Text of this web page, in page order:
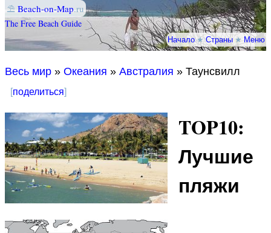
⛱ Beach-on-Map.ru
The Free Beach Guide
Начало★Страны★Меню
Весь мир » Океания » Австралия » Таунсвилл
[поделиться]
TOP10:
Лучшие
пляжи